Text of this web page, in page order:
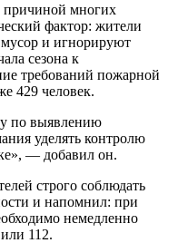
причиной многих
фактор: жители
и игнорируют
сезона к
требований пожарной
429 человек.
по выявлению
уделять контролю
— добавил он.
строго соблюдать
и напомнил: при
немедленно
112.